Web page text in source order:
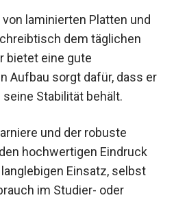
laminierten Platten und
dem täglichen
bietet eine gute
Aufbau sorgt dafür, dass er
Stabilität behält.
und der robuste
hochwertigen Eindruck
Einsatz, selbst
im Studier- oder